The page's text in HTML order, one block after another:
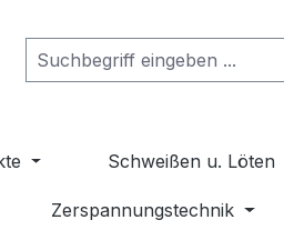
Schweißen u. Löten
Zerspannungstechnik